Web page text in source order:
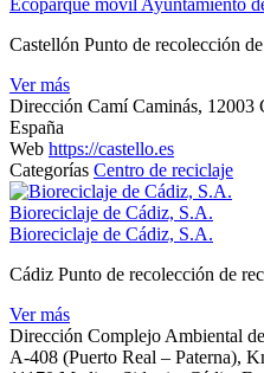
Castellón Punto de recolección
Ver más
Dirección Camí Caminás, 12003
España
Web https://castello.es
Categorías Centro de reciclaje
Bioreciclaje de Cádiz, S.A.
Bioreciclaje de Cádiz, S.A.
Cádiz Punto de recolección de
Ver más
Dirección Complejo Ambiental
A-408 (Puerto Real – Paterna),